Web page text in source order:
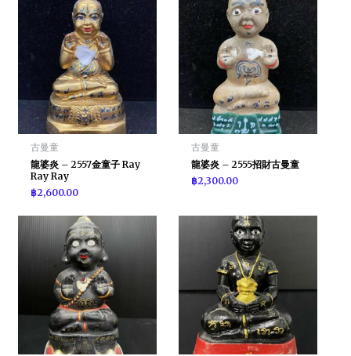
古曼童
龍婆炎 – 2557金童子 Ray
Ray Ray
฿2,600.00
古曼童
龍婆炎 – 2555招財古曼童
฿2,300.00